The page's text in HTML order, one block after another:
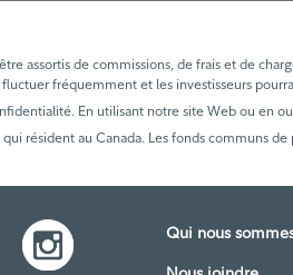
assortis de commissions, de frais et de
fluctuer fréquemment et les investisseurs
En utilisant notre site Web ou en
résident au Canada. Les fonds communs
Qui nous